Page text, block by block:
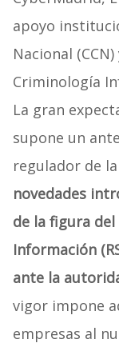
apoyo
Nacional
Criminología
La gran
supone un
regulador de
novedades
de la figura del
Información
ante la
vigor impone
empresas al